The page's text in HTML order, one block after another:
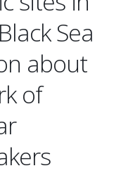
Sea
about
of